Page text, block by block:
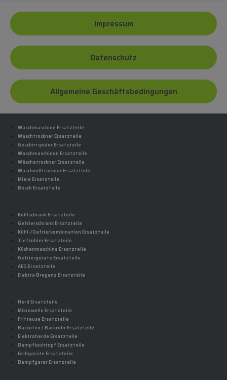
Impressum
Datenschutz
Allgemeine Geschäftsbedingungen
Waschmaschine Ersatzteile
Waschtrockner Ersatzteile
Geschirrspüler Ersatzteile
Waschmaschinen Ersatzteile
Wäschetrockner Ersatzteile
Waschvolltrockner Ersatzteile
Miele Ersatzteile
Bosch Ersatzteile
Kühlschrank Ersatzteile
Gefrierschrank Ersatzteile
Kühl-/Gefrierkombination Ersatzteile
Tiefkühler Ersatzteile
Küchenmaschine Ersatzteile
Gefriergeräte Ersatzteile
AEG Ersatzteile
Elektra Bregenz Ersatzteile
Herd Ersatzteile
Mikrowelle Ersatzteile
Fritteuse Ersatzteile
Backofen / Backrohr Ersatzteile
Elektroherde Ersatzteile
Dampfkochtopf Ersatzteile
Grillgeräte Ersatzteile
Dampfgarer Ersatzteile